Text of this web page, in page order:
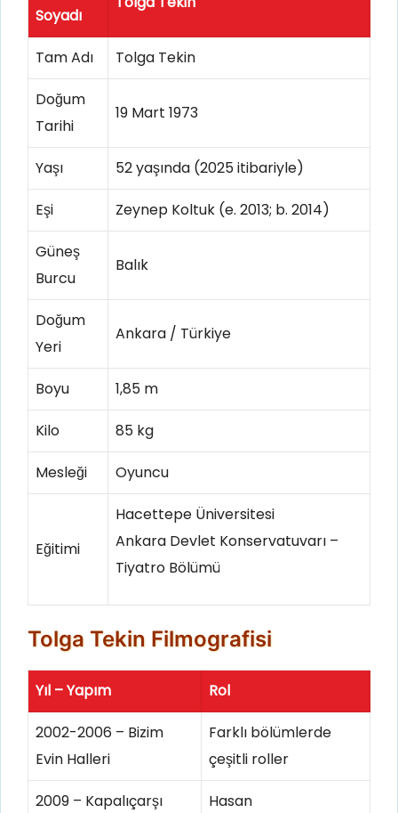
Soyadı
Tam Adı Tolga Tekin
Doğum
Tarihi
19 Mart 1973
Yaşı 52 yaşında (2025 itibariyle)
Eşi Zeynep Koltuk (e. 2013; b. 2014)
Güneş
Burcu
Balık
Doğum
Yeri
Ankara / Türkiye
Boyu 1,85 m
Kilo 85 kg
Mesleği Oyuncu
Eğitimi
Hacettepe Üniversitesi
Ankara Devlet Konservatuvarı –
Tiyatro Bölümü
Tolga Tekin Filmografisi
Yıl – Yapım Rol
2002-2006 – Bizim
Evin Halleri
Farklı bölümlerde
çeşitli roller
2009 – Kapalıçarşı Hasan